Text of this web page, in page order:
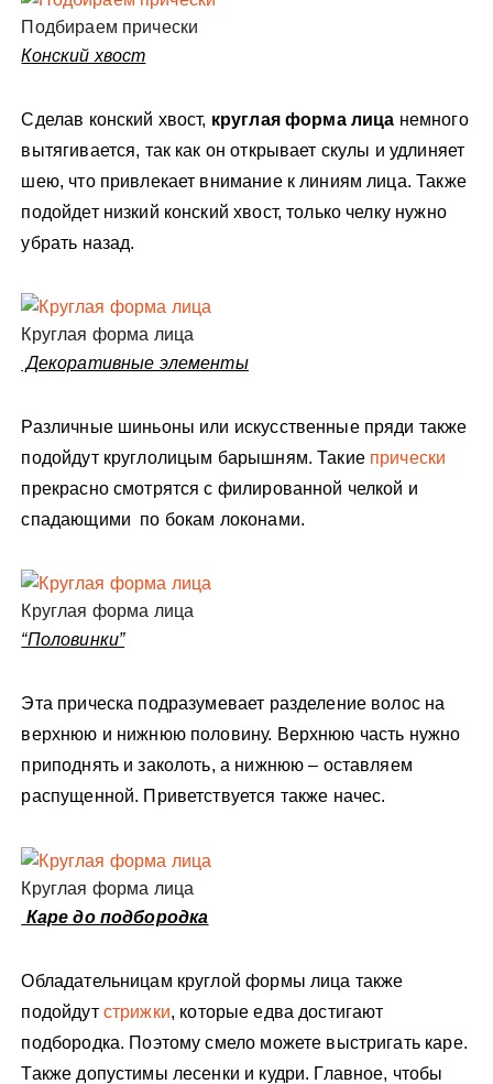
Подбираем прически
Конский хвост
Сделав конский хвост, круглая форма лица немного
вытягивается, так как он открывает скулы и удлиняет
шею, что привлекает внимание к линиям лица. Также
подойдет низкий конский хвост, только челку нужно
убрать назад.
Круглая форма лица
Декоративные элементы
Различные шиньоны или искусственные пряди также
подойдут круглолицым барышням. Такие прически
прекрасно смотрятся с филированной челкой и
спадающими по бокам локонами.
Круглая форма лица
“Половинки”
Эта прическа подразумевает разделение волос на
верхнюю и нижнюю половину. Верхнюю часть нужно
приподнять и заколоть, а нижнюю – оставляем
распущенной. Приветствуется также начес.
Круглая форма лица
Каре до подбородка
Обладательницам круглой формы лица также
подойдут стрижки, которые едва достигают
подбородка. Поэтому смело можете выстригать каре.
Также допустимы лесенки и кудри. Главное, чтобы